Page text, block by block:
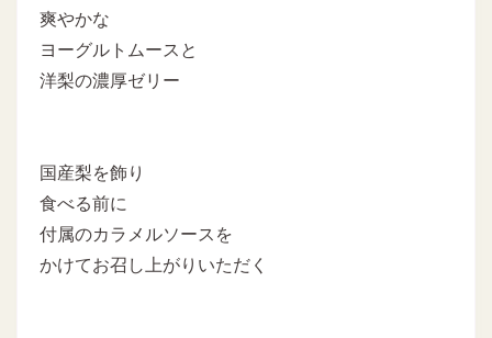
爽やかな
ヨーグルトムースと
洋梨の濃厚ゼリー
国産梨を飾り
食べる前に
付属のカラメルソースを
かけてお召し上がりいただく